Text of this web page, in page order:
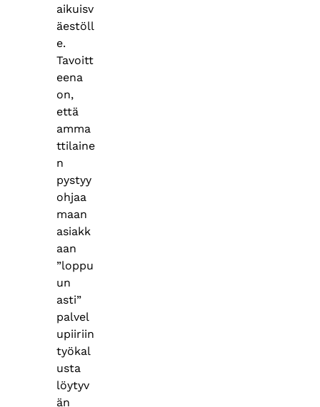
aikuisv
äestöll
e.
Tavoitt
eena
on,
että
amma
ttilaine
n
pystyy
ohjaa
maan
asiakk
aan
”loppu
un
asti”
palvel
upiiriin
työkal
usta
löytyv
än